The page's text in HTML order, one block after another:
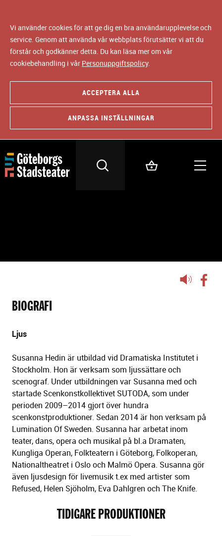
Vi använder cookies för att ge dig en bra användarupplevelse och
service. Genom att använda vår webbplats förutsätter vi att du
förstår och godkänner detta. Du kan läsa mer om vår
cookiebehandling i vår Personuppgiftspolicy.
ACCEPTERA ALLA
ANPASSA INSTÄLLNINGAR
Lyssna
BIOGRAFI
Ljus
Susanna Hedin är utbildad vid Dramatiska Institutet i
Stockholm. Hon är verksam som ljussättare och
scenograf. Under utbildningen var Susanna med och
startade Scenkonstkollektivet SUTODA, som under
perioden 2009–2014 gjort över hundra
scenkonstproduktioner. Sedan 2014 är hon verksam på
Lumination Of Sweden. Susanna har arbetat inom
teater, dans, opera och musikal på bl.a Dramaten,
Kungliga Operan, Folkteatern i Göteborg, Folkoperan,
Nationaltheatret i Oslo och Malmö Opera. Susanna gör
även ljusdesign för livemusik t.ex med artister som
Refused, Helen Sjöholm, Eva Dahlgren och The Knife.
TIDIGARE PRODUKTIONER